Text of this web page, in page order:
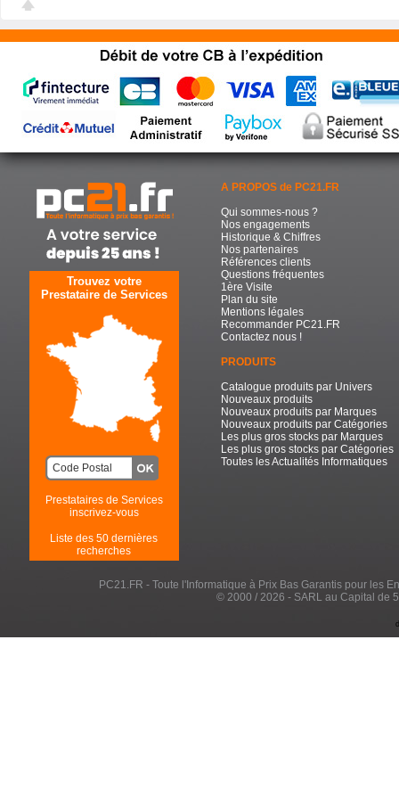
Trouvez votre
Prestataire de Services
Prestataires de Services
inscrivez-vous
Liste des 50 dernières
recherches
A PROPOS de PC21.FR
Qui sommes-nous ?
Nos engagements
Historique & Chiffres
Nos partenaires
Références clients
Questions fréquentes
1ère Visite
Plan du site
Mentions légales
Recommander PC21.FR
Contactez nous !
PRODUITS
Catalogue produits par Univers
Nouveaux produits
Nouveaux produits par Marques
Nouveaux produits par Catégories
Les plus gros stocks par Marques
Les plus gros stocks par Catégories
Toutes les Actualités Informatiques
PC21.FR - Toute l'Informatique à Prix Bas Garantis pour les
© 2000 / 2026 - SARL au Capital de